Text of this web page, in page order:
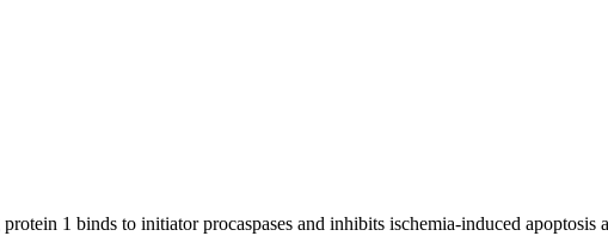
1 binds to initiator procaspases and inhibits ischemia-induced apoptosis